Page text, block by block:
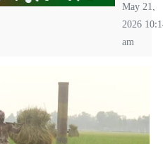
May 21,
2026
am